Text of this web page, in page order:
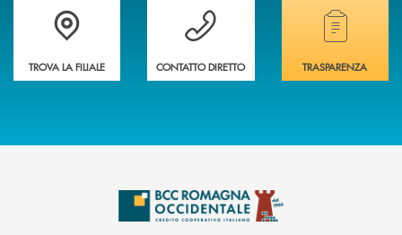
Accedi all' elenco completo delle filiali della banca.
TROVA LA FILIALE
Hai bisogno di assistenza immediata?
CONTATTO DIRETTO
Hai bisogno di
TRASPARENZA